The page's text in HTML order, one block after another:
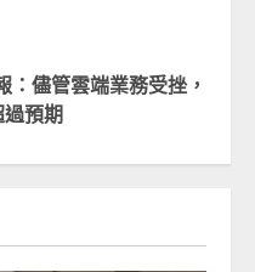
：儘管雲端業務受挫，
過預期